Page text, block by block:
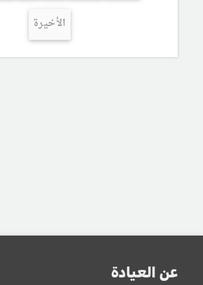
الأخيرة
عن العيادة